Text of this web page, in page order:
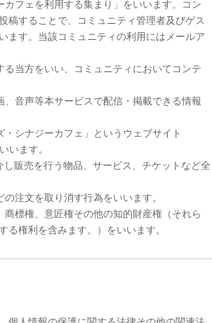
フェを利用する集まり」をいいます。コン
稿することで、コミュニティ管理者及びゲス
ます。当該コミュニティの利用にはメールア
当方をいい、コミュニティにおいてコンテ
音声等本サービスで配信・掲載できる情報
シナジーカフェ」というウェブサイト
ます。
販売を行う物品、サービス、チケットなど全
注文を取り消す行為をいいます。
標権、意匠権その他の知的財産権（それら
権利を含みます。）をいいます。